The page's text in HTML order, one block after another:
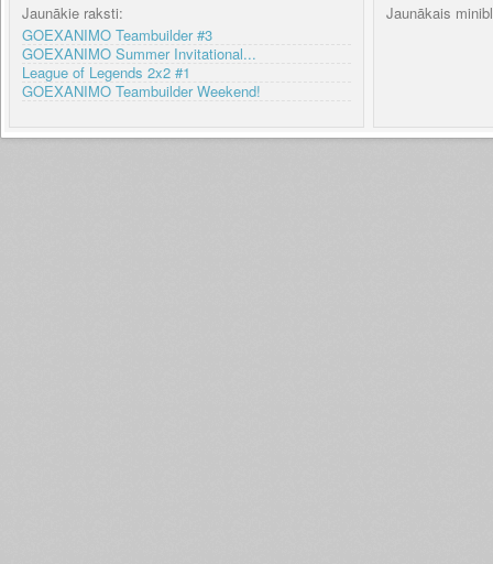
Jaunākie raksti:
GOEXANIMO Teambuilder #3
GOEXANIMO Summer Invitational...
League of Legends 2x2 #1
GOEXANIMO Teambuilder Weekend!
Jaunākais